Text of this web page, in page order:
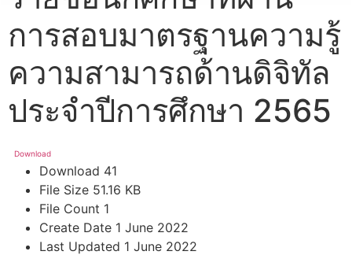
การสอบมาตรฐานความรู้
ความสามารถด้านดิจิทัล
ประจำปีการศึกษา 2565
Download
Download 41
File Size 51.16 KB
File Count 1
Create Date 1 June 2022
Last Updated 1 June 2022